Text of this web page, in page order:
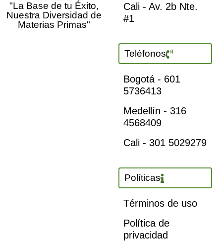
"La Base de tu Éxito,
Nuestra Diversidad de
Materias Primas"
Cali - Av. 2b Nte.
#1
Teléfonos
Bogotá - 601
5736413
Medellín - 316
4568409
Cali - 301 5029279
Políticas
Términos de uso
Política de
privacidad